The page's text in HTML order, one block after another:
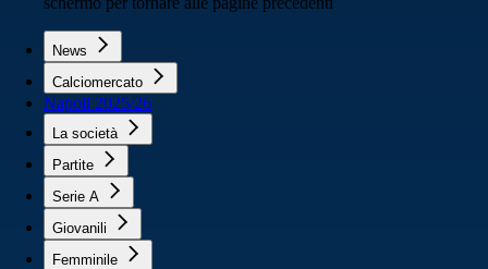
News
Calciomercato
Napoli 2025/26
La società
Partite
Serie A
Giovanili
Femminile